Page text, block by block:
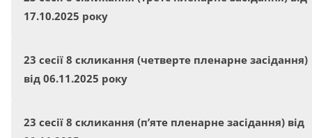
17.10.2025 року
23 сесії 8 скликання (четверте пленарне засідання)
від 06.11.2025 року
23 сесії 8 скликання (п’яте пленарне засідання) від